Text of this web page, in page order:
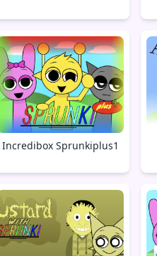
Incredibox Sprunkiplus1